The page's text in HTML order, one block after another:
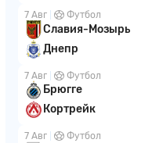
7 Авг Футбол
Славия-Мозырь
Днепр
7 Авг Футбол
Брюгге
Кортрейк
7 Авг Футбол